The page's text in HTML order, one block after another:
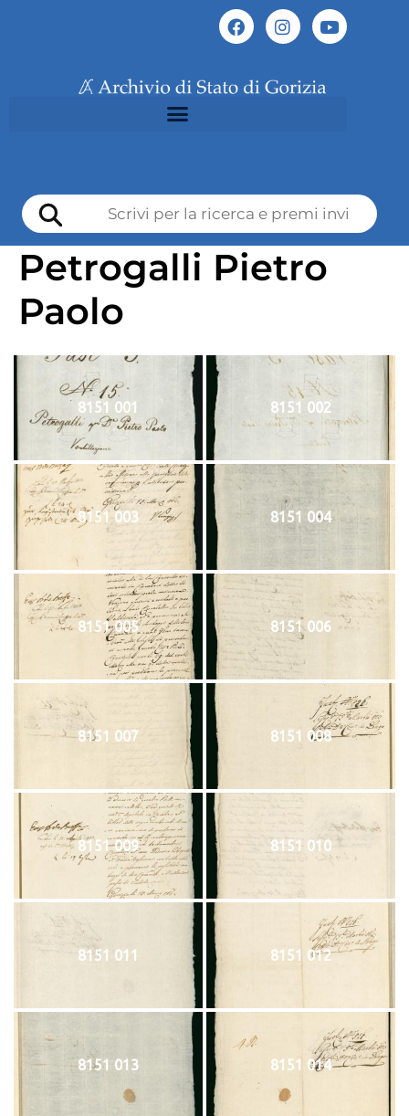
Petrogalli Pietro
Paolo
8151 001 8151 002
8151 003 8151 004
8151 005 8151 006
8151 007 8151 008
8151 009 8151 010
8151 011 8151 012
8151 013 8151 014